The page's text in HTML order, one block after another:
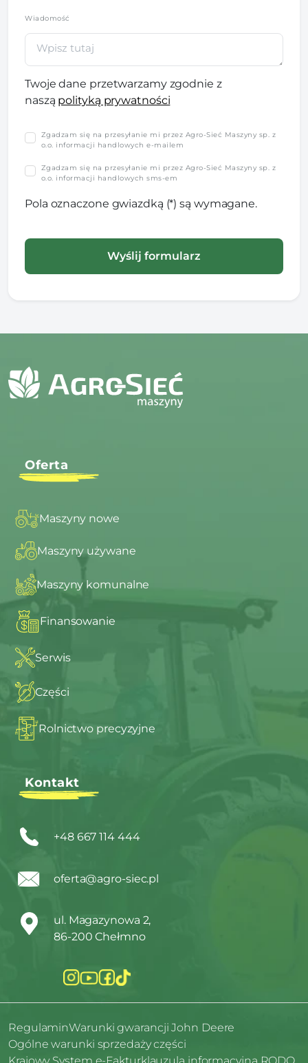
Wiadomość
Twoje dane przetwarzamy zgodnie z
naszą polityką prywatności
Zgadzam się na przesyłanie mi przez Agro-Sieć Maszyny sp. z
o.o. informacji handlowych e-mailem
Zgadzam się na przesyłanie mi przez Agro-Sieć Maszyny sp. z
o.o. informacji handlowych sms-em
Pola oznaczone gwiazdką (*) są wymagane.
Oferta
Maszyny nowe
Maszyny używane
Maszyny komunalne
Finansowanie
Serwis
Części
Rolnictwo precyzyjne
Kontakt
+48 667 114 444
oferta@agro-siec.pl
ul. Magazynowa 2,
86-200 Chełmno
RegulaminWarunki gwarancji John Deere
Ogólne warunki sprzedaży części